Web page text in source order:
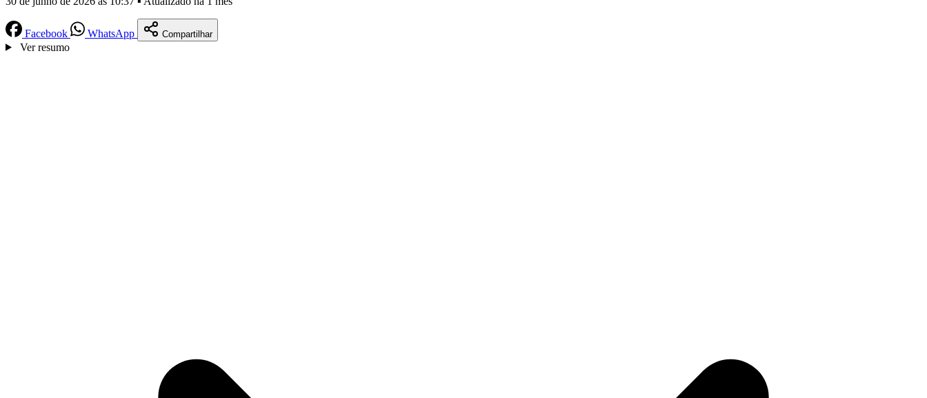
Facebook WhatsApp Compartilhar
Ver resumo